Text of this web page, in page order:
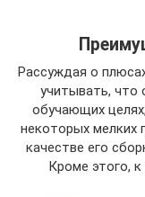
Рассуждая о
учитывать, что
обучающих
некоторых мелких
качестве его
Кроме этого,